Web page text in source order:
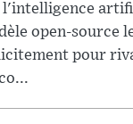
l'intelligence
open-source
pour